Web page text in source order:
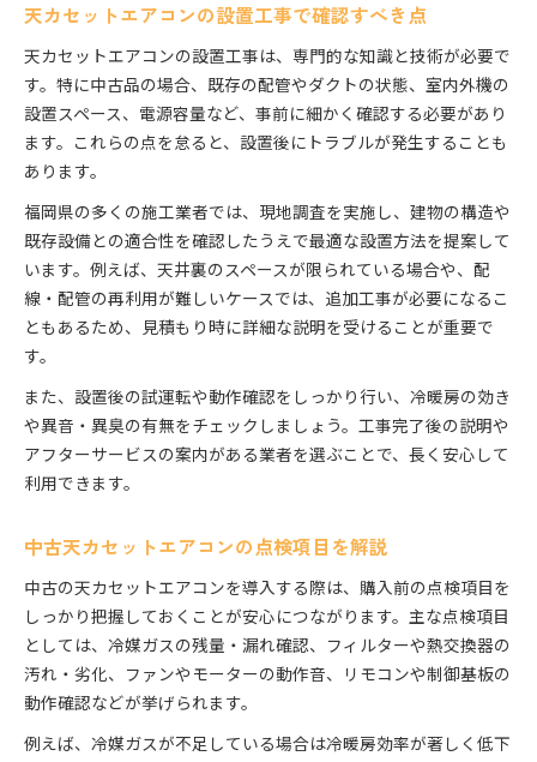
天カセットエアコンの設置工事で確認すべき点
天カセットエアコンの設置工事は、専門的な知識と技術が必要で
す。特に中古品の場合、既存の配管やダクトの状態、室内外機の
設置スペース、電源容量など、事前に細かく確認する必要があり
ます。これらの点を怠ると、設置後にトラブルが発生することも
あります。
福岡県の多くの施工業者では、現地調査を実施し、建物の構造や
既存設備との適合性を確認したうえで最適な設置方法を提案して
います。例えば、天井裏のスペースが限られている場合や、配
線・配管の再利用が難しいケースでは、追加工事が必要になるこ
ともあるため、見積もり時に詳細な説明を受けることが重要で
す。
また、設置後の試運転や動作確認をしっかり行い、冷暖房の効き
や異音・異臭の有無をチェックしましょう。工事完了後の説明や
アフターサービスの案内がある業者を選ぶことで、長く安心して
利用できます。
中古天カセットエアコンの点検項目を解説
中古の天カセットエアコンを導入する際は、購入前の点検項目を
しっかり把握しておくことが安心につながります。主な点検項目
としては、冷媒ガスの残量・漏れ確認、フィルターや熱交換器の
汚れ・劣化、ファンやモーターの動作音、リモコンや制御基板の
動作確認などが挙げられます。
例えば、冷媒ガスが不足している場合は冷暖房効率が著しく低下